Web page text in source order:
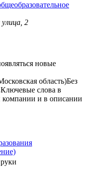
2
новые
область)Без
Ключевые слова в
компании и в описании